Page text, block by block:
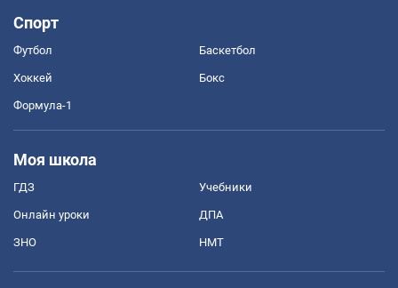
Спорт
Футбол Баскетбол
Хоккей Бокс
Формула-1
Моя школа
ГДЗ Учебники
Онлайн уроки ДПА
ЗНО НМТ